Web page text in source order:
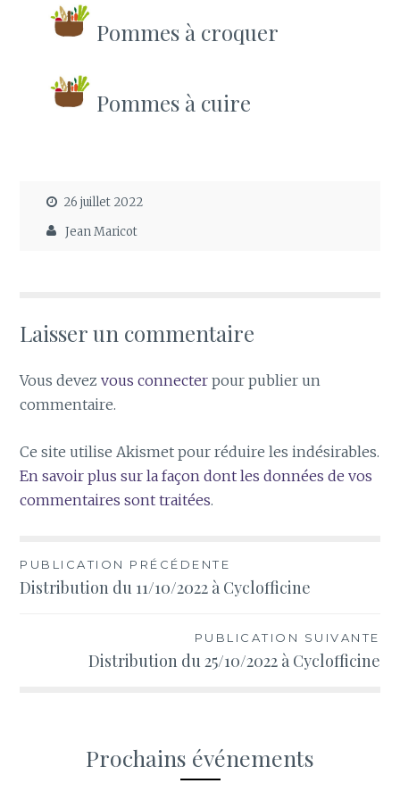
Pommes à croquer
Pommes à cuire
26 juillet 2022
Jean Maricot
Laisser un commentaire
Vous devezvous connecter pour publier un
commentaire.
Ce site utilise Akismet pour réduire les indésirables.
En savoir plus sur la façon dont les données de vos
commentaires sont traitées.
Navigation
de
PUBLICATION PRÉCÉDENTE
Distribution du 11/10/2022 à Cyclofficine
PUBLICATION SUIVANTE
Distribution du 25/10/2022 à Cyclofficine
Prochains événements